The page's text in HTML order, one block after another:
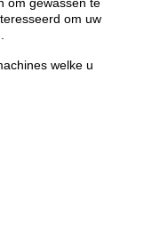
om uw
welke u